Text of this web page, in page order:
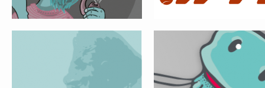
MARPINION CALIFORNIA